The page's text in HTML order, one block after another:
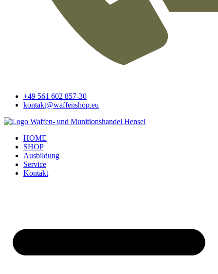
+49 561 602 857-30
kontakt@waffenshop.eu
HOME
SHOP
Ausbildung
Service
Kontakt